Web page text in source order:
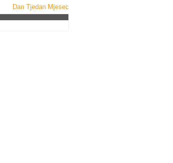
Dan Tjedan Mjesec